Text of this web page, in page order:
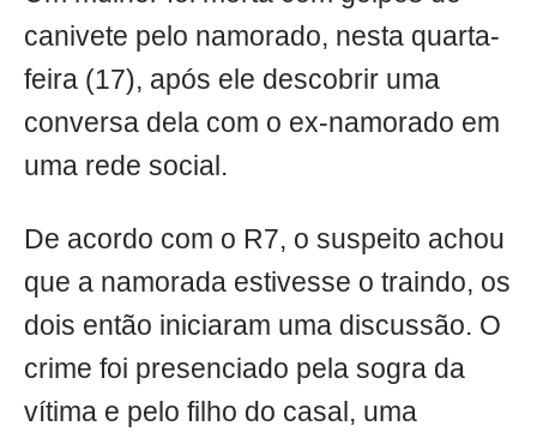
canivete pelo namorado, nesta quarta-
feira (17), após ele descobrir uma
conversa dela com o ex-namorado em
uma rede social.
De acordo com o R7, o suspeito achou
que a namorada estivesse o traindo, os
dois então iniciaram uma discussão. O
crime foi presenciado pela sogra da
vítima e pelo filho do casal, uma